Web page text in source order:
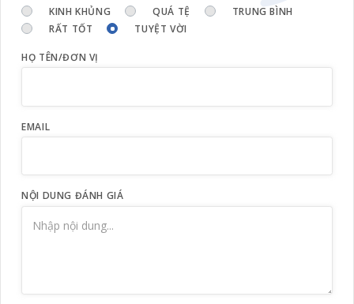
KINH KHỦNG
QUÁ TỆ
TRUNG BÌNH
RẤT TỐT
TUYỆT VỜI
HỌ TÊN/ĐƠN VỊ
EMAIL
NỘI DUNG ĐÁNH GIÁ